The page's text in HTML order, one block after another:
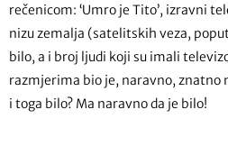
rečenicom: ‘Umro je Tito’, izravni
nizu zemalja (satelitskih veza,
bilo, a i broj ljudi koji su imali
razmjerima bio je, naravno, znatno
i toga bilo? Ma naravno da je bilo!